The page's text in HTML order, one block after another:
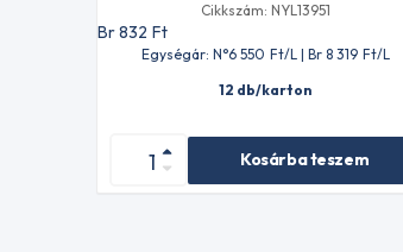
Cikkszám: NYL13951
Br 832 Ft
Egységár: N°6 550 Ft/L | Br 8 319 Ft/L
12 db/karton
Kosárba teszem